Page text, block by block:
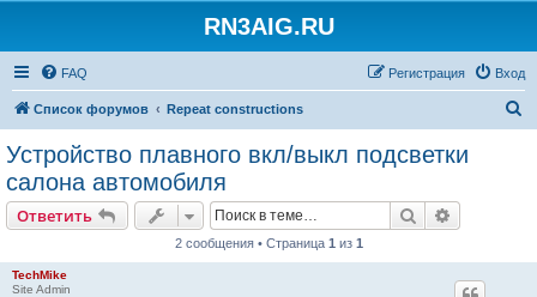
RN3AIG.RU
FAQ Вход
Регистрация
Список форумов Repeat constructions
Устройство плавного вкл/выкл подсветки
салона автомобиля
Ответить Поиск
2 сообщения • Страница 1 из 1
TechMike
Site Admin